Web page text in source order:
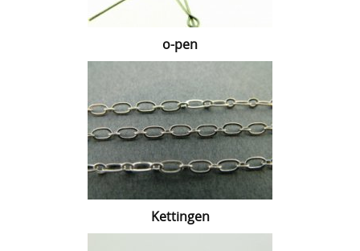
o-pen
Kettingen